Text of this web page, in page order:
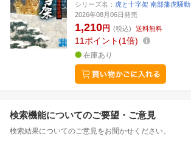
シリーズ名： 虎と十字架 南部藩虎騒動
2026年08月06日発売
1,210円 (税込) 送料無料
11 ポイント 1倍
在庫あり
検索機能についてのご要望・ご意見
検索結果についてのご意見をお聞かせください。